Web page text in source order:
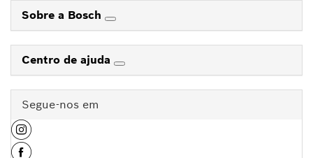
Sobre a Bosch
Centro de ajuda
Segue-nos em